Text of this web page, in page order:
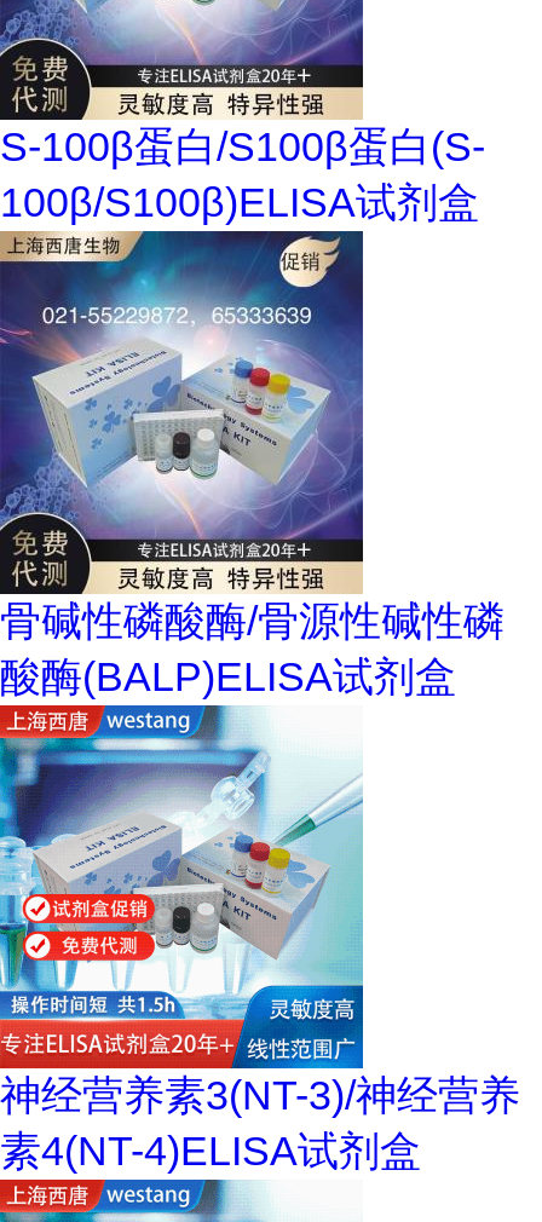
S-100β蛋白/S100β蛋白(S-
100β/S100β)ELISA试剂盒
骨碱性磷酸酶/骨源性碱性磷
酸酶(BALP)ELISA试剂盒
神经营养素3(NT-3)/神经营养
素4(NT-4)ELISA试剂盒